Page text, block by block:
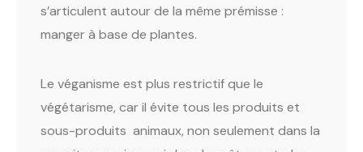
s’articulent autour de la même prémisse :
manger à base de plantes.
Le véganisme est plus restrictif que le
végétarisme, car il évite tous les produits et
sous-produits animaux, non seulement dans la